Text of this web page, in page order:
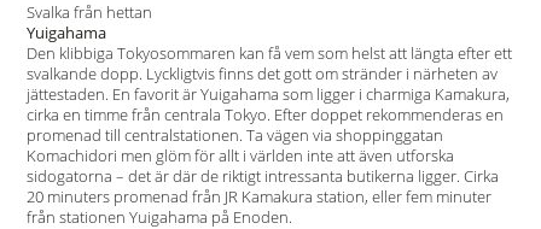
Svalka från hettan
Yuigahama
Den klibbiga Tokyosommaren kan få vem som helst att längta efter ett
svalkande dopp. Lyckligtvis finns det gott om stränder i närheten av
jättestaden. En favorit är Yuigahama som ligger i charmiga Kamakura,
cirka en timme från centrala Tokyo. Efter doppet rekommenderas en
promenad till centralstationen. Ta vägen via shoppinggatan
Komachidori men glöm för allt i världen inte att även utforska
sidogatorna – det är där de riktigt intressanta butikerna ligger. Cirka
20 minuters promenad från JR Kamakura station, eller fem minuter
från stationen Yuigahama på Enoden.